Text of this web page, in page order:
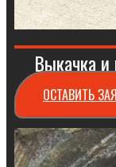
Выкачка
ОСТАВИТЬ